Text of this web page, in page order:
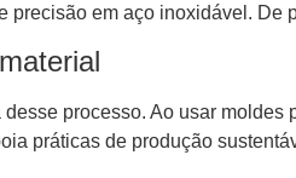
precisão em aço inoxidável.
processo. Ao usar
práticas de produção